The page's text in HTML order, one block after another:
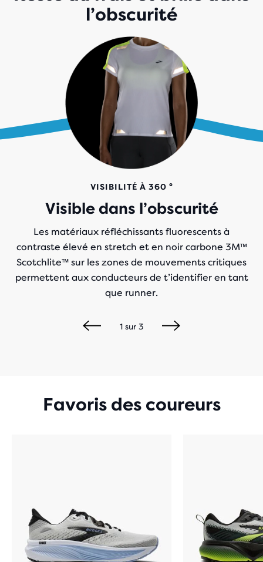
l’obscurité
VISIBILITÉ À 360 °
Visible dans l’obscurité
Les matériaux réfléchissants fluorescents à
contraste élevé en stretch et en noir carbone 3M™
Scotchlite™ sur les zones de mouvements critiques
permettent aux conducteurs de t’identifier en tant
que runner.
1sur 3
Favoris des coureurs